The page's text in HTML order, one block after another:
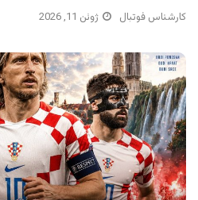
کارشناس فوتبال ژوئن 11, 2026